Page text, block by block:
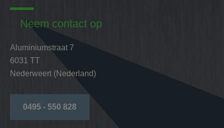
Neem contact op
Aluminiumstraat 7
6031 TT
Nederweert (Nederland)
0495 - 550 828